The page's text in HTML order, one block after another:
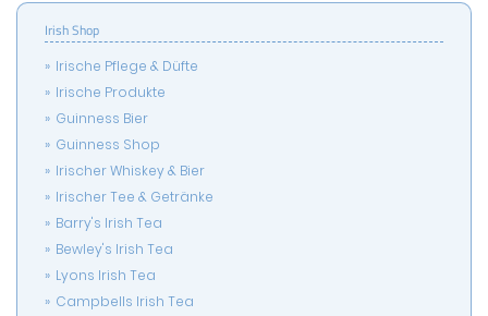
Irish Shop
Irische Pflege & Düfte
Irische Produkte
Guinness Bier
Guinness Shop
Irischer Whiskey & Bier
Irischer Tee & Getränke
Barry's Irish Tea
Bewley's Irish Tea
Lyons Irish Tea
Campbells Irish Tea